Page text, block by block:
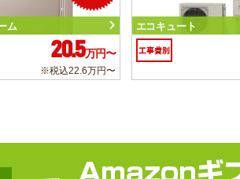
ム
20.5万円〜
※税込22.6万円〜
エコキュート
工事費別